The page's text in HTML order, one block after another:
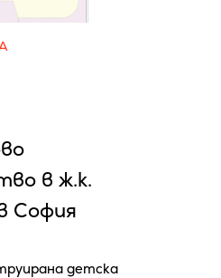
в ж.к.
София
детска